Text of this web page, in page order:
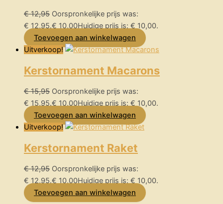
€12,95 Oorspronkelijke prijs was:
€ 12,95.€ 10,00Huidige prijs is: € 10,00.
Toevoegen aan winkelwagen
Uitverkoop!
Kerstornament Macarons
€15,95 Oorspronkelijke prijs was:
€ 15,95.€ 10,00Huidige prijs is: € 10,00.
Toevoegen aan winkelwagen
Uitverkoop!
Kerstornament Raket
€12,95 Oorspronkelijke prijs was:
€ 12,95.€ 10,00Huidige prijs is: € 10,00.
Toevoegen aan winkelwagen